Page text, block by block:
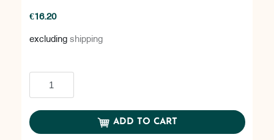
€16.20
excluding shipping
ADD TO CART